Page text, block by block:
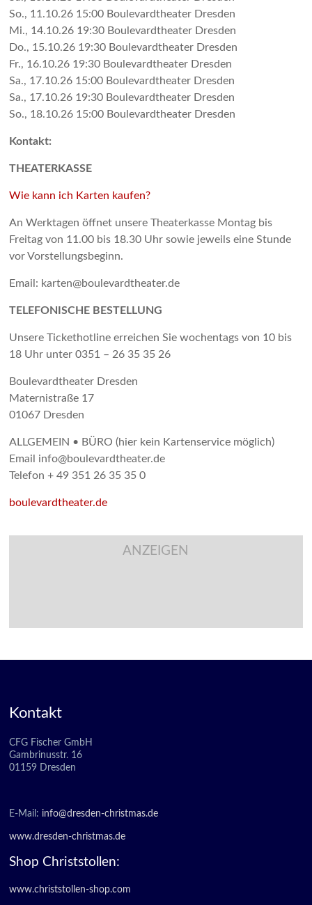
So., 11.10.26 15:00 Bou­le­vard­the­ater Dres­den
Mi., 14.10.26 19:30 Bou­le­vard­the­ater Dres­den
Do., 15.10.26 19:30 Bou­le­vard­the­ater Dres­den
Fr., 16.10.26 19:30 Bou­le­vard­the­ater Dres­den
Sa., 17.10.26 15:00 Bou­le­vard­the­ater Dres­den
Sa., 17.10.26 19:30 Bou­le­vard­the­ater Dres­den
So., 18.10.26 15:00 Bou­le­vard­the­ater Dres­den
Kontakt:
THEATERKASSE
Wie kann ich Karten kaufen?
An Werktagen öffnet unsere Theaterkasse Montag bis
Freitag von 11.00 bis 18.30 Uhr sowie jeweils eine Stunde
vor Vorstellungsbeginn.
Email: karten@boulevardtheater.de
TELEFONISCHE BESTELLUNG
Unsere Tickethotline erreichen Sie wochentags von 10 bis
18 Uhr unter 0351 – 26 35 35 26
Boulevardtheater Dresden
Maternistraße 17
01067 Dresden
ALLGEMEIN • BÜRO (hier kein Kartenservice möglich)
Email info@boulevardtheater.de
Telefon + 49 351 26 35 35 0
boulevardtheater.de
ANZEIGEN
Kontakt
CFG Fischer GmbH
Gambrinusstr. 16
01159 Dresden
E-Mail: info@dresden-christmas.de
www.dresden-christmas.de
Shop Christstollen:
www.christstollen-shop.com